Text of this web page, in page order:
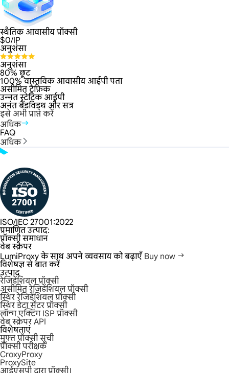
स्थैतिक आवासीय प्रॉक्सी
$0/IP
अनुशंसा
अनुशंसा
80% छूट
100% वास्तविक आवासीय आईपी पता
असीमित ट्रैफ़िक
उन्नत स्टेटिक आईपी
अनंत बैंडविड्थ और सत्र
इसे अभी प्राप्त करें
अधिक
FAQ
अधिक
ISO/IEC 27001:2022
प्रमाणित उत्पाद:
प्रॉक्सी समाधान
वेब स्क्रैपर
LumiProxy के साथ अपने व्यवसाय को बढ़ाएँ Buy now
विशेषज्ञ से बात करें
उत्पाद
रेजिडेंशियल प्रॉक्सी
असीमित रेजिडेंशियल प्रॉक्सी
स्थिर रेजिडेंशियल प्रॉक्सी
स्थिर डेटा सेंटर प्रॉक्सी
लॉन्ग एक्टिंग ISP प्रॉक्सी
वेब स्क्रेपर API
विशेषताएं
मुफ्त प्रॉक्सी सूची
प्रॉक्सी परीक्षक
CroxyProxy
ProxySite
आईएसपी द्वारा प्रॉक्सी।